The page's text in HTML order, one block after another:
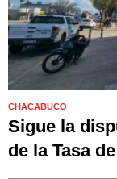
CHACABUCO
Sigue la
de la Tasa